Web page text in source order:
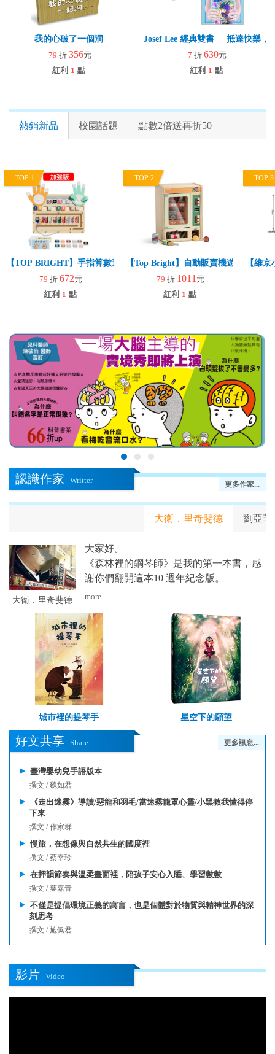
我的心破了一個洞
79 折 356元
紅利 1 點
Josef Lee 經典雙書──抵達快樂，
7 折 630元
紅利 1 點
熱銷新品 校園話題 點數2倍送再折50
TOP 1
【TOP BRIGHT】手指算數遊戲組-加強版(趣味學數字/基礎數學啟蒙/
79 折 672元
紅利 1 點
TOP 2
【Top Bright】自動販賣機遊戲組(角
79 折 1011 元
紅利 1 點
TOP 3
【維
認識作家 Writter 更多作家...
大衛．里奇斐德 劉亞菲
大衛．里奇斐德
大家好。
《森林裡的鋼琴師》是我的第一本書，感
謝你們翻開這本10 週年紀念版。
more...
城市裡的提琴手 星空下的願望
好文共享 Share 更多訊息...
臺灣嬰幼兒手語版本
撰文 / 魏如君
《走出迷霧》導讀/惡龍和羽毛/當迷霧籠罩心靈/小黑教我懂得停
下來
撰文 / 作家群
慢旅，在想像與自然共生的國度裡
撰文 / 蔡幸珍
在押韻節奏與溫柔畫面裡，陪孩子安心入睡、學習數數
撰文 / 葉嘉青
不僅是提倡環境正義的寓言，也是個體對於物質與精神世界的深
刻思考
撰文 / 施佩君
影片 Video